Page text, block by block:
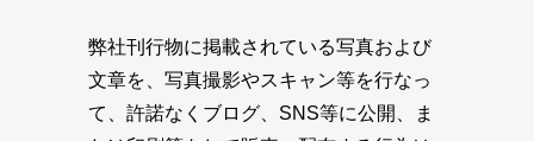
弊社刊行物に掲載されている写真および
文章を、写真撮影やスキャン等を行なっ
て、許諾なくブログ、SNS等に公開、ま